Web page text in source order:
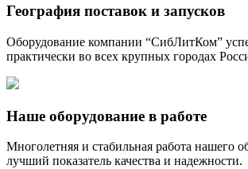
География поставок и запусков
Оборудование компании “СибЛитКом”
практически во всех крупных городах
Наше оборудование в работе
Многолетняя и стабильная работа нашего
лучший показатель качества и надежности.